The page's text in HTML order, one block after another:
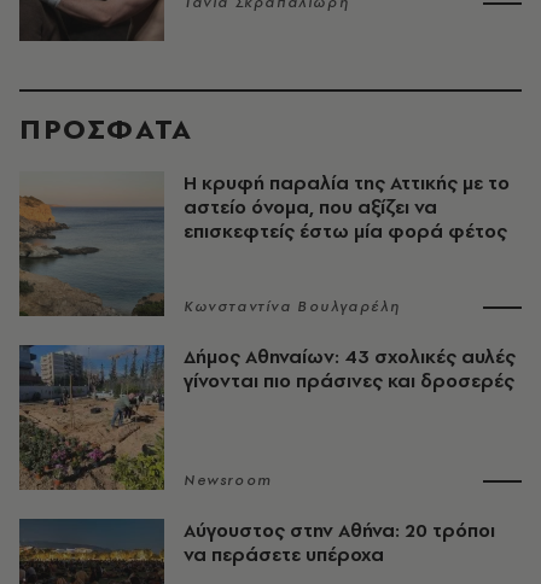
ΠΡΟΣΦΑΤΑ
Η κρυφή παραλία της Αττικής με το
αστείο όνομα, που αξίζει να
επισκεφτείς έστω μία φορά φέτος
Κωνσταντίνα Βουλγαρέλη
Δήμος Αθηναίων: 43 σχολικές αυλές
γίνονται πιο πράσινες και δροσερές
Newsroom
Αύγουστος στην Αθήνα: 20 τρόποι
να περάσετε υπέροχα